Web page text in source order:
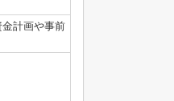
計画や事前